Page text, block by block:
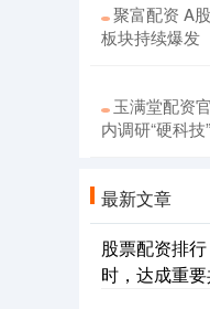
聚富配资 A
板块持续爆发
玉满堂配资
内调研“硬科技
最新文章
股票配资排
时，达成重